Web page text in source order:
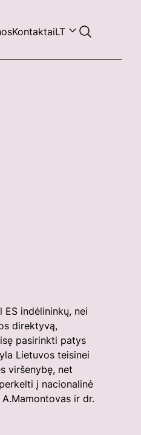
KontaktaiLT
ES indėlininkų, nei
direktyvą,
pasirinkti patys
Lietuvos teisinei